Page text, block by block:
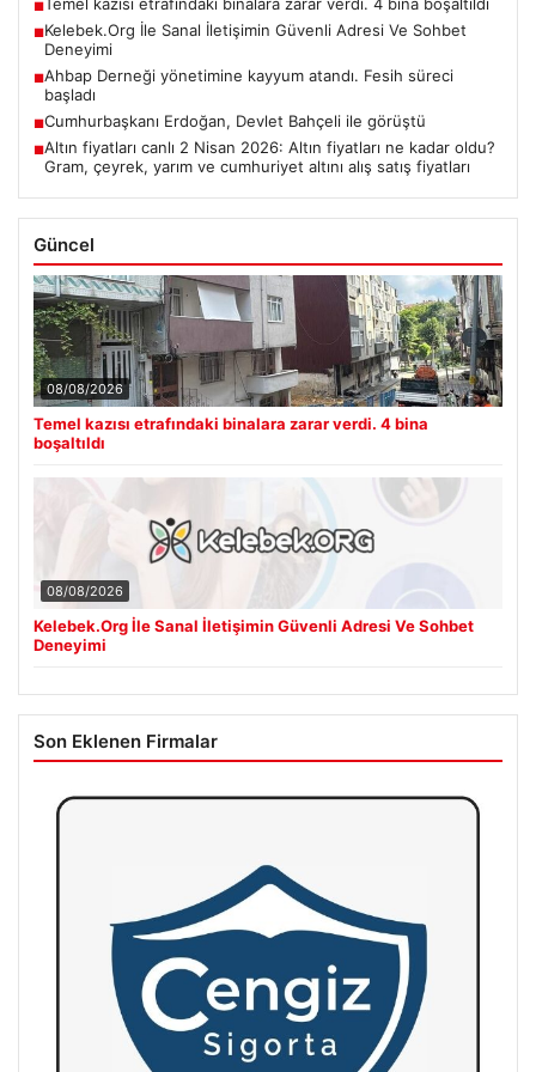
■
■Kelebek.Org İle Sanal İletişimin Güvenli Adresi Ve Sohbet
Deneyimi
■Ahbap Derneği yönetimine kayyum atandı. Fesih süreci
başladı
■Cumhurbaşkanı Erdoğan, Devlet Bahçeli ile görüştü
■Altın fiyatları canlı 2 Nisan 2026: Altın fiyatları ne kadar oldu?
Gram, çeyrek, yarım ve cumhuriyet altını alış satış fiyatları
Güncel
08/08/2026
Temel kazısı etrafındaki binalara zarar verdi. 4 bina
boşaltıldı
08/08/2026
Kelebek.Org İle Sanal İletişimin Güvenli Adresi Ve Sohbet
Deneyimi
Son Eklenen Firmalar